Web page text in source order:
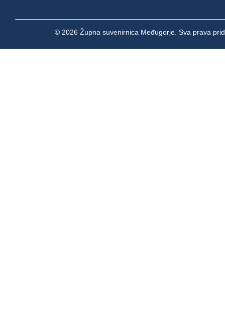
© 2026 Župna suvenirnica Međugorje. Sva prava